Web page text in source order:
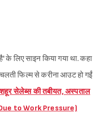
के लिए साइन किया गया था. कहा
फिल्म से करीना आउट हो गईं
सेलेब्स की तबीयत, अस्पताल
to Work Pressure)